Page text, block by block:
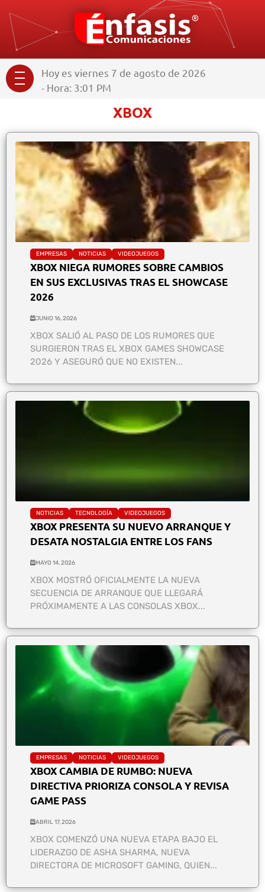
Hoy es viernes 7 de agosto de 2026
- Hora: 3:01 PM
XBOX
EMPRESAS NOTICIAS VIDEOJUEGOS
XBOX NIEGA RUMORES SOBRE CAMBIOS
EN SUS EXCLUSIVAS TRAS EL SHOWCASE
2026
JUNIO 16, 2026
XBOX SALIÓ AL PASO DE LOS RUMORES QUE
SURGIERON TRAS EL XBOX GAMES SHOWCASE
2026 Y ASEGURÓ QUE NO EXISTEN...
NOTICIAS TECNOLOGÍA VIDEOJUEGOS
XBOX PRESENTA SU NUEVO ARRANQUE Y
DESATA NOSTALGIA ENTRE LOS FANS
MAYO 14, 2026
XBOX MOSTRÓ OFICIALMENTE LA NUEVA
SECUENCIA DE ARRANQUE QUE LLEGARÁ
PRÓXIMAMENTE A LAS CONSOLAS XBOX...
EMPRESAS NOTICIAS VIDEOJUEGOS
XBOX CAMBIA DE RUMBO: NUEVA
DIRECTIVA PRIORIZA CONSOLA Y REVISA
GAME PASS
ABRIL 17, 2026
XBOX COMENZÓ UNA NUEVA ETAPA BAJO EL
LIDERAZGO DE ASHA SHARMA, NUEVA
DIRECTORA DE MICROSOFT GAMING, QUIEN...